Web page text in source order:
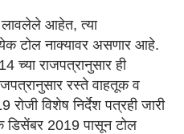
लावलेले आहेत, त्या
टोल नाक्यावर असणार आहे.
च्या राजपत्रानुसार ही
रस्ते वाहतूक व
विशेष निर्देश पत्रही जारी
डिसेंबर 2019 पासून टोल